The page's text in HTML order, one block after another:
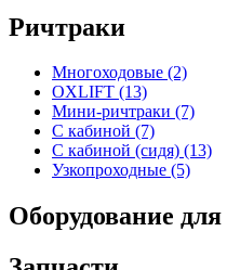
Ричтраки
Многоходовые (2)
OXLIFT (13)
Мини-ричтраки (7)
С кабиной (7)
С кабиной (сидя) (13)
Узкопроходные (5)
Оборудование